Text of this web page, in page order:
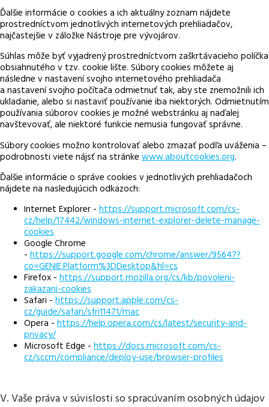
Ďalšie informácie o cookies a ich aktuálny zoznam nájdete
prostredníctvom jednotlivých internetových prehliadačov,
najčastejšie v záložke Nástroje pre vývojárov.
Súhlas môže byť vyjadrený prostredníctvom zaškrtávacieho políčka
obsiahnutého v tzv. cookie lište. Súbory cookies môžete aj
následne v nastavení svojho internetového prehliadača
a nastavení svojho počítača odmietnuť tak, aby ste znemožnili ich
ukladanie, alebo si nastaviť používanie iba niektorých. Odmietnutím
používania súborov cookies je možné webstránku aj naďalej
navštevovať, ale niektoré funkcie nemusia fungovať správne.
Súbory cookies možno kontrolovať alebo zmazať podľa uváženia –
podrobnosti viete nájsť na stránke www.aboutcookies.org.
Ďalšie informácie o správe cookies v jednotlivých prehliadačoch
nájdete na nasledujúcich odkazoch:
Internet Explorer - https://support.microsoft.com/cs-
cz/help/17442/windows-internet-explorer-delete-manage-
cookies
Google Chrome
- https://support.google.com/chrome/answer/95647?
co=GENIE.Platform%3DDesktop&hl=cs
Firefox - https://support.mozilla.org/cs/kb/povoleni-
zakazani-cookies
Safari - https://support.apple.com/cs-
cz/guide/safari/sfri11471/mac
Opera - https://help.opera.com/cs/latest/security-and-
privacy/
Microsoft Edge - https://docs.microsoft.com/cs-
cz/sccm/compliance/deploy-use/browser-profiles
V. Vaše práva v súvislosti so spracúvaním osobných údajov